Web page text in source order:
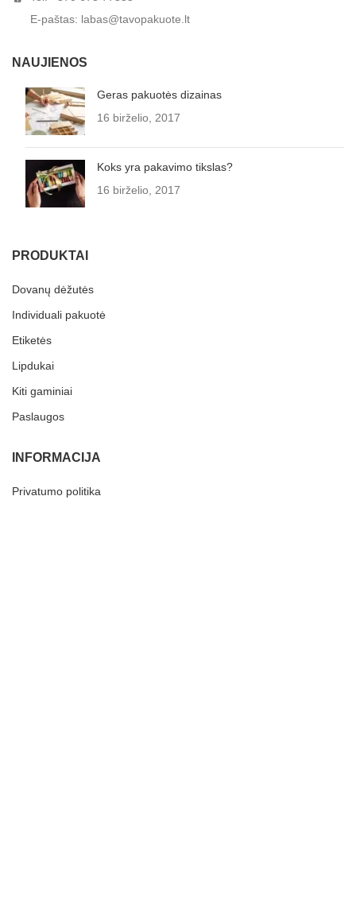
E-paštas: labas@tavopakuote.lt
NAUJIENOS
Geras pakuotės dizainas
16 birželio, 2017
Koks yra pakavimo tikslas?
16 birželio, 2017
PRODUKTAI
Dovanų dėžutės
Individuali pakuotė
Etiketės
Lipdukai
Kiti gaminiai
Paslaugos
INFORMACIJA
Privatumo politika